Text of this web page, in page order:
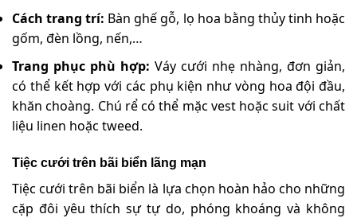
Cách trang trí: Bàn ghế gỗ, lọ hoa bằng thủy tinh hoặc
gốm, đèn lồng, nến,…
Trang phục phù hợp: Váy cưới nhẹ nhàng, đơn giản,
có thể kết hợp với các phụ kiện như vòng hoa đội đầu,
khăn choàng. Chú rể có thể mặc vest hoặc suit với chất
liệu linen hoặc tweed.
Tiệc cưới trên bãi biển lãng mạn
Tiệc cưới trên bãi biển là lựa chọn hoàn hảo cho những
cặp đôi yêu thích sự tự do, phóng khoáng và không